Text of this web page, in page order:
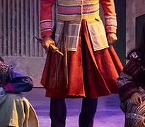
512, 3º, 4º e 16º (parte)
| CEP 06455-030
S.A.
Xingu, 512, 3º andar, parte,
06455-030